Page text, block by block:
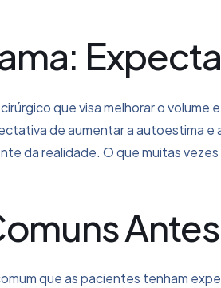
que visa melhorar o
de aumentar a
da realidade. O que muitas
que as pacientes tenham